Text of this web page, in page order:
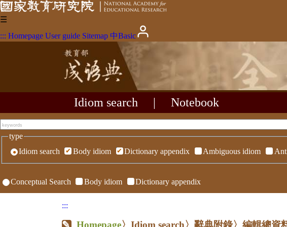
☰
::: Homepage User guide Sitemap 中Basic
Idiom search Notebook
type
Idiom search
Body idiom Dictionary appendix Ambiguous idiom
Conceptual Search Body idiom Dictionary appendix
:::
Homepage〉Idiom search〉辭典附錄〉編輯總資